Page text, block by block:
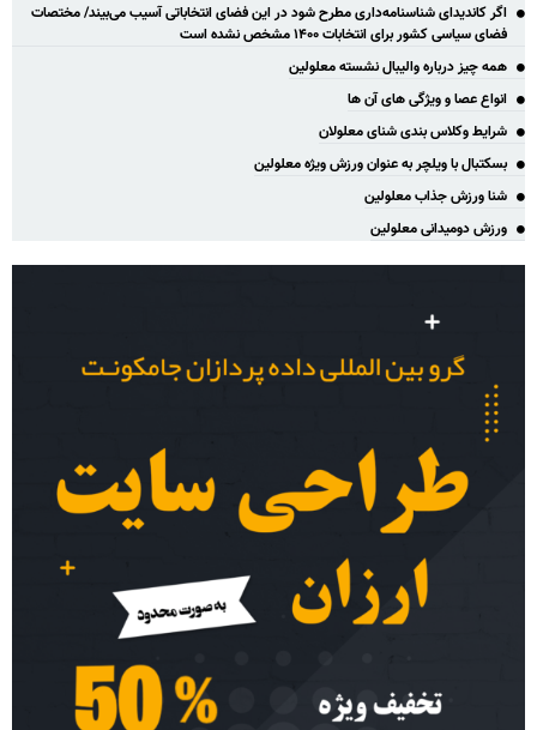
اگر کاندیدای شناسنامه‌‎داری مطرح شود در این فضای انتخاباتی آسیب می‌بیند/ مختصات
فضای سیاسی کشور برای انتخابات ۱۴۰۰ مشخص نشده است
همه چیز درباره والیبال نشسته معلولین
انواع عصا و ویژگی های آن ها
شرایط وکلاس بندی شنای معلولان
بسکتبال با ویلچر به عنوان ورزش ویژه معلولین
شنا ورزش جذاب معلولین
ورزش دومیدانی معلولین